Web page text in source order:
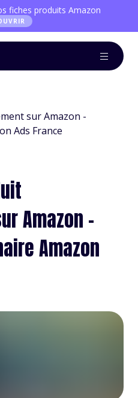
fiches produits Amazon
sur Amazon -
Ads France
Amazon -
Amazon